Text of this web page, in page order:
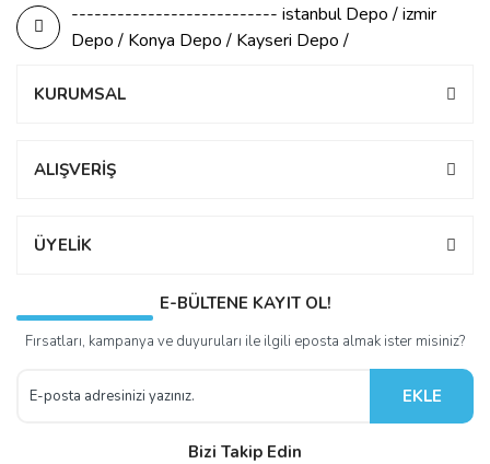
--------------------------- istanbul Depo / izmir
Depo / Konya Depo / Kayseri Depo /
KURUMSAL
ALIŞVERİŞ
ÜYELİK
E-BÜLTENE KAYIT OL!
Fırsatları, kampanya ve duyuruları ile ilgili eposta almak ister misiniz?
EKLE
Bizi Takip Edin